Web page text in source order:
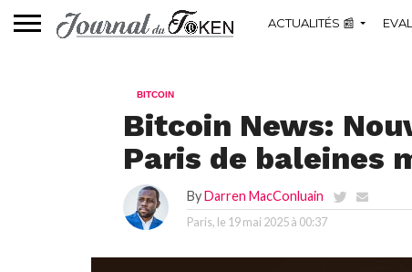
ACTUALITÉS 📰
BITCOIN
Bitcoin News:
Paris de baleines
ByDarren MacConluain
Paris, le 19 mai 2025 à 00:37